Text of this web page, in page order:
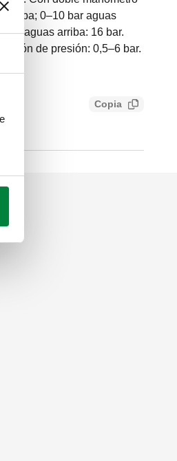
arriba; 0–10 bar aguas
aguas arriba: 16 bar.
de presión: 0,5–6 bar.
Copia